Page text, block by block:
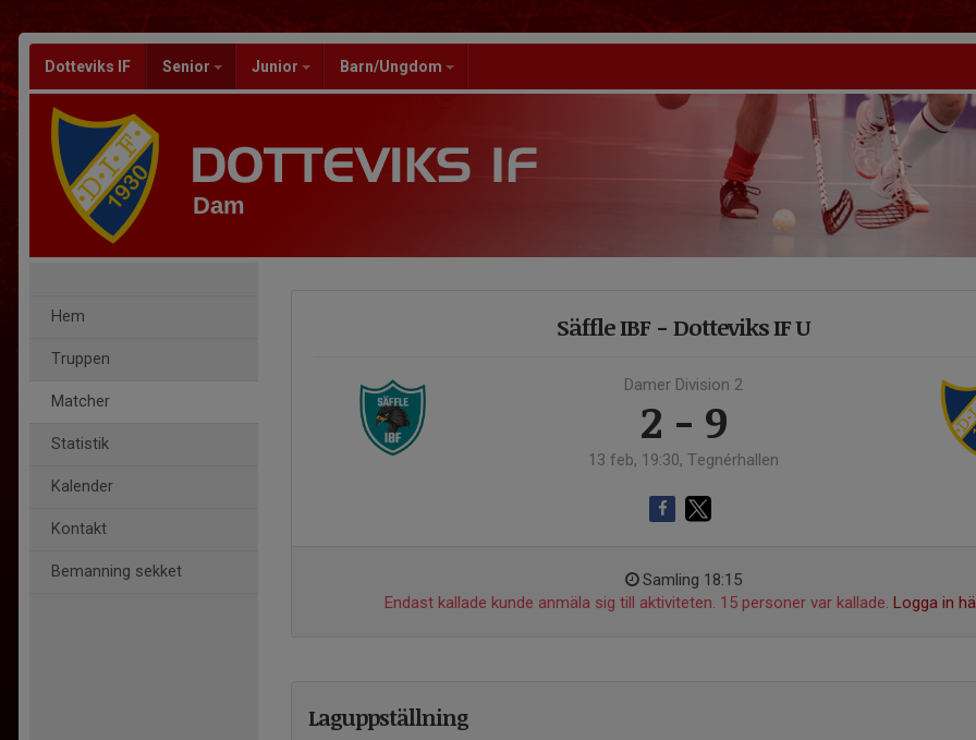
Dotteviks IF Senior Junior Barn/Ungdom
Dam
Hem
Truppen
Matcher
Statistik
Kalender
Kontakt
Bemanning sekket
Säffle IBF - Dotteviks IF U
Damer Division 2
2 - 9
13 feb, 19:30, Tegnérhallen
Samling 18:15
Endast kallade kunde anmäla sig till aktiviteten. 15 personer var kallade. Logga in
Laguppställning